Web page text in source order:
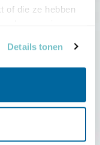
of die ze hebben
Details tonen
per jaar
met